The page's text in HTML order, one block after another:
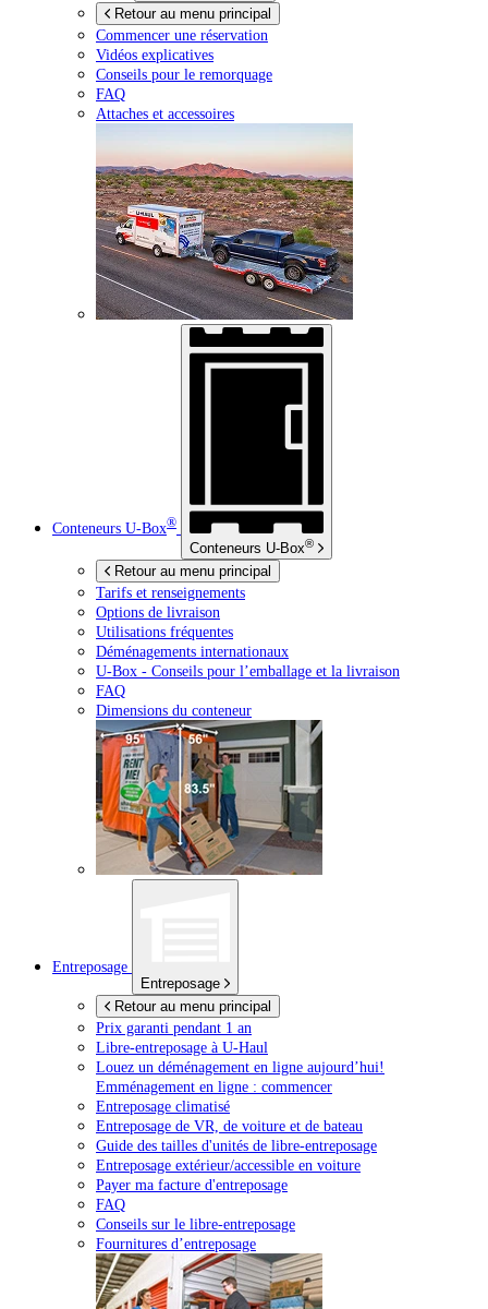
Retour au menu principal
Commencer une réservation
Vidéos explicatives
Conseils pour le remorquage
FAQ
Attaches et accessoires
Conteneurs U-Box®
Conteneurs U-Box®
Retour au menu principal
Tarifs et renseignements
Options de livraison
Utilisations fréquentes
Déménagements internationaux
U-Box - Conseils pour l’emballage et la livraison
FAQ
Dimensions du conteneur
Entreposage
Entreposage
Retour au menu principal
Prix garanti pendant 1 an
Libre-entreposage à U-Haul
Louez un déménagement en ligne aujourd’hui!
Emménagement en ligne : commencer
Entreposage climatisé
Entreposage de VR, de voiture et de bateau
Guide des tailles d'unités de libre-entreposage
Entreposage extérieur/accessible en voiture
Payer ma facture d'entreposage
FAQ
Conseils sur le libre-entreposage
Fournitures d’entreposage